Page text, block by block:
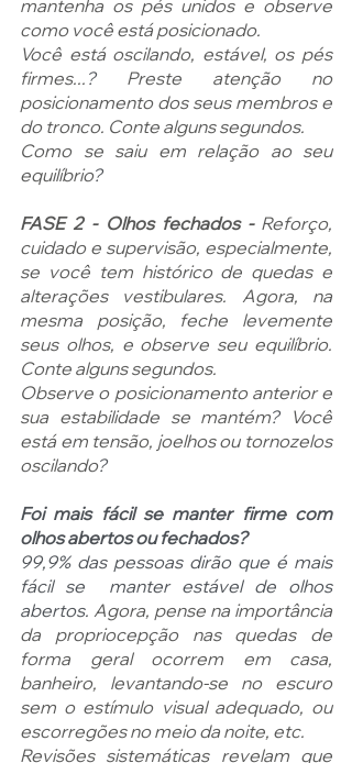
mantenha os pés unidos e observe
como você está posicionado.
Você está oscilando, estável, os pés
firmes... ? Preste atenção no
posicionamento dos seus membros e
do tronco. Conte alguns segundos.
Como se saiu em relação ao seu
equilíbrio?
FASE 2 - Olhos fechados - Reforço,
cuidado e supervisão, especialmente,
se você tem histórico de quedas e
alterações vestibulares. Agora, na
mesma posição, feche levemente
seus olhos, e observe seu equilíbrio.
Conte alguns segundos.
Observe o posicionamento anterior e
sua estabilidade se mantém? Você
está em tensão, joelhos ou tornozelos
oscilando?
Foi mais fácil se manter firme com
olhos abertos ou fechados?
99,9% das pessoas dirão que é mais
fácil se  manter estável de olhos
abertos. Agora, pense na importância
da propriocepção nas quedas de
forma geral ocorrem em casa,
banheiro, levantando-se no escuro
sem o estímulo visual adequado, ou
escorregões no meio da noite, etc.
Revisões sistemáticas revelam que